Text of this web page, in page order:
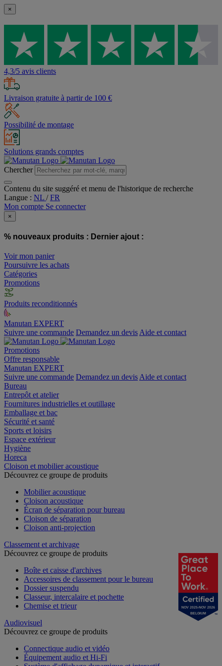
×
4,3/5 avis clients
Livraison gratuite à partir de 100 €
Possibilité de montage
Solutions grands comptes
Chercher
Contenu du site suggéré et menu de l'historique de recherche
Langue : NL /FR
Mon compte Se connecter
×
% nouveaux produits : Dernier ajout :
Voir mon panier
Poursuivre les achats
Catégories
Promotions
Produits reconditionnés
Manutan EXPERT
Suivre une commande Demandez un devis Aide et contact
Promotions
Offre responsable
Manutan EXPERT
Suivre une commande Demandez un devis Aide et contact
Bureau
Entrepôt et atelier
Fournitures industrielles et outillage
Emballage et bac
Sécurité et santé
Sports et loisirs
Espace extérieur
Hygiène
Horeca
Cloison et mobilier acoustique
Découvrez ce groupe de produits
Mobilier acoustique
Cloison acoustique
Écran de séparation pour bureau
Cloison de séparation
Cloison anti-projection
Classement et archivage
Découvrez ce groupe de produits
Boîte et caisse d'archives
Accessoires de classement pour le bureau
Dossier suspendu
Classeur, intercalaire et pochette
Chemise et trieur
Audiovisuel
Découvrez ce groupe de produits
Connectique audio et vidéo
Équipement audio et Hi-Fi
NOV 2025-NOV 2026
BELGIUM